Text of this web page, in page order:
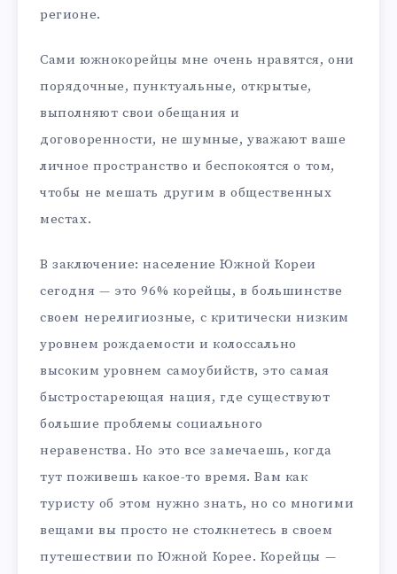
регионе.
Сами южнокорейцы мне очень нравятся, они
порядочные, пунктуальные, открытые,
выполняют свои обещания и
договоренности, не шумные, уважают ваше
личное пространство и беспокоятся о том,
чтобы не мешать другим в общественных
местах.
В заключение: население Южной Кореи
сегодня — это 96% корейцы, в большинстве
своем нерелигиозные, с критически низким
уровнем рождаемости и колоссально
высоким уровнем самоубийств, это самая
быстростареющая нация, где существуют
большие проблемы социального
неравенства. Но это все замечаешь, когда
тут поживешь какое-то время. Вам как
туристу об этом нужно знать, но со многими
вещами вы просто не столкнетесь в своем
путешествии по Южной Корее. Корейцы —